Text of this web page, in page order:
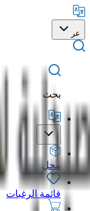
عر
بحث
محل
قائمة الرغبات